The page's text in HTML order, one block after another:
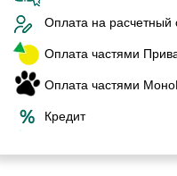
Оплата на расчетный
Оплата частями
Оплата частями
Кредит